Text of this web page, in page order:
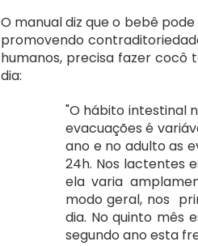
O manual diz que o bebê
promovendo
humanos, precisa fazer cocô
dia:
"O hábito intestinal
evacuações é
ano e no adulto as
24h. Nos lactentes
ela varia
modo geral, nos
dia. No quinto mês
segundo ano esta